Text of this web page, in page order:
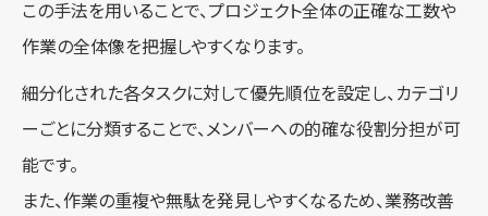
この手法を用いることで、プロジェクト全体の正確な工数や
作業の全体像を把握しやすくなります。
細分化された各タスクに対して優先順位を設定し、カテゴリ
ーごとに分類することで、メンバーへの的確な役割分担が可
能です。
また、作業の重複や無駄を発見しやすくなるため、業務改善